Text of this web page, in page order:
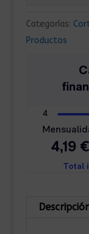
Categorías:
Productos